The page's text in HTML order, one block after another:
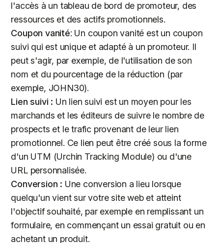
l'accès à un tableau de bord de promoteur, des
ressources et des actifs promotionnels.
Coupon vanité: Un coupon vanité est un coupon
suivi qui est unique et adapté à un promoteur. Il
peut s'agir, par exemple, de l'utilisation de son
nom et du pourcentage de la réduction (par
exemple, JOHN30).
Lien suivi : Un lien suivi est un moyen pour les
marchands et les éditeurs de suivre le nombre de
prospects et le trafic provenant de leur lien
promotionnel. Ce lien peut être créé sous la forme
d'un UTM (Urchin Tracking Module) ou d'une
URL personnalisée.
Conversion : Une conversion a lieu lorsque
quelqu'un vient sur votre site web et atteint
l'objectif souhaité, par exemple en remplissant un
formulaire, en commençant un essai gratuit ou en
achetant un produit.